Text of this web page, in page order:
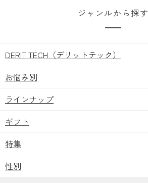
ジャンルから探す
DERIT TECH（デリットテック）
お悩み別
ラインナップ
ギフト
特集
性別